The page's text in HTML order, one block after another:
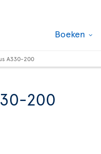
Boeken
A330-200
200